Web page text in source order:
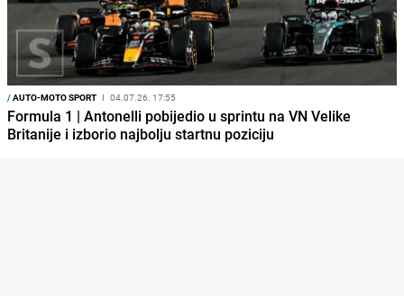
/AUTO-MOTO SPORT I 04.07.26. 17:55
Formula 1 | Antonelli pobijedio u sprintu na VN Velike
Britanije i izborio najbolju startnu poziciju